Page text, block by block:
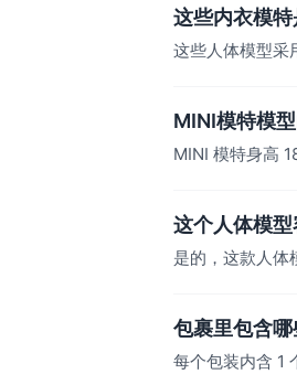
这些内衣模
这些人体模型采
MINI模特模
MINI 模特身高
这个人体模
是的，这款人体
包裹里包含哪
每个包装内含 1